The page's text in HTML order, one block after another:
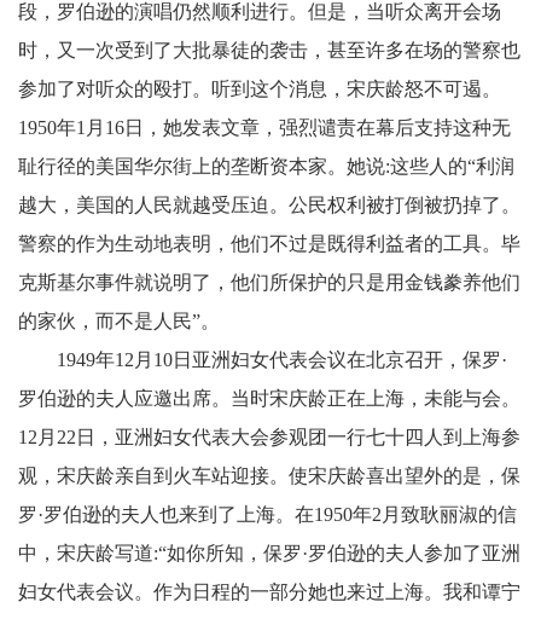
段，罗伯逊的演唱仍然顺利进行。但是，当听众离开会场
时，又一次受到了大批暴徒的袭击，甚至许多在场的警察也
参加了对听众的殴打。听到这个消息，宋庆龄怒不可遏。
1950年1月16日，她发表文章，强烈谴责在幕后支持这种无
耻行径的美国华尔街上的垄断资本家。她说:这些人的“利润
越大，美国的人民就越受压迫。公民权利被打倒被扔掉了。
警察的作为生动地表明，他们不过是既得利益者的工具。毕
克斯基尔事件就说明了，他们所保护的只是用金钱豢养他们
的家伙，而不是人民”。
1949年12月10日亚洲妇女代表会议在北京召开，保罗·
罗伯逊的夫人应邀出席。当时宋庆龄正在上海，未能与会。
12月22日，亚洲妇女代表大会参观团一行七十四人到上海参
观，宋庆龄亲自到火车站迎接。使宋庆龄喜出望外的是，保
罗·罗伯逊的夫人也来到了上海。在1950年2月致耿丽淑的信
中，宋庆龄写道:“如你所知，保罗·罗伯逊的夫人参加了亚洲
妇女代表会议。作为日程的一部分她也来过上海。我和谭宁